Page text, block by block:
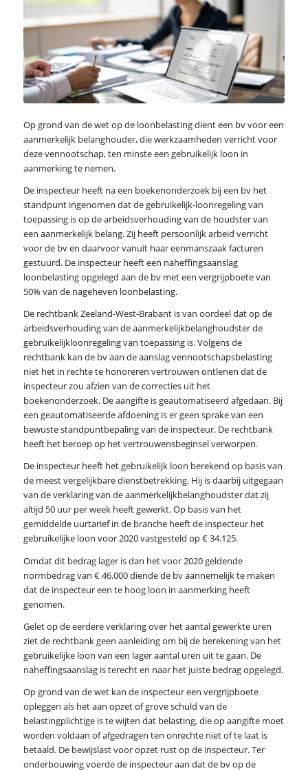
Op grond van de wet op de loonbelasting dient een bv voor een
aanmerkelijk belanghouder, die werkzaamheden verricht voor
deze vennootschap, ten minste een gebruikelijk loon in
aanmerking te nemen.
De inspecteur heeft na een boekenonderzoek bij een bv het
standpunt ingenomen dat de gebruikelijk-loonregeling van
toepassing is op de arbeidsverhouding van de houdster van
een aanmerkelijk belang. Zij heeft persoonlijk arbeid verricht
voor de bv en daarvoor vanuit haar eenmanszaak facturen
gestuurd. De inspecteur heeft een naheffingsaanslag
loonbelasting opgelegd aan de bv met een vergrijpboete van
50% van de nageheven loonbelasting.
De rechtbank Zeeland-West-Brabant is van oordeel dat op de
arbeidsverhouding van de aanmerkelijkbelanghoudster de
gebruikelijkloonregeling van toepassing is. Volgens de
rechtbank kan de bv aan de aanslag vennootschapsbelasting
niet het in rechte te honoreren vertrouwen ontlenen dat de
inspecteur zou afzien van de correcties uit het
boekenonderzoek. De aangifte is geautomatiseerd afgedaan. Bij
een geautomatiseerde afdoening is er geen sprake van een
bewuste standpuntbepaling van de inspecteur. De rechtbank
heeft het beroep op het vertrouwensbeginsel verworpen.
De inspecteur heeft het gebruikelijk loon berekend op basis van
de meest vergelijkbare dienstbetrekking. Hij is daarbij uitgegaan
van de verklaring van de aanmerkelijkbelanghoudster dat zij
altijd 50 uur per week heeft gewerkt. Op basis van het
gemiddelde uurtarief in de branche heeft de inspecteur het
gebruikelijke loon voor 2020 vastgesteld op € 34.125.
Omdat dit bedrag lager is dan het voor 2020 geldende
normbedrag van € 46.000 diende de bv aannemelijk te maken
dat de inspecteur een te hoog loon in aanmerking heeft
genomen.
Gelet op de eerdere verklaring over het aantal gewerkte uren
ziet de rechtbank geen aanleiding om bij de berekening van het
gebruikelijke loon van een lager aantal uren uit te gaan. De
naheffingsaanslag is terecht en naar het juiste bedrag opgelegd.
Op grond van de wet kan de inspecteur een vergrijpboete
opleggen als het aan opzet of grove schuld van de
belastingplichtige is te wijten dat belasting, die op aangifte moet
worden voldaan of afgedragen ten onrechte niet of te laat is
betaald. De bewijslast voor opzet rust op de inspecteur. Ter
onderbouwing voerde de inspecteur aan dat de bv op de